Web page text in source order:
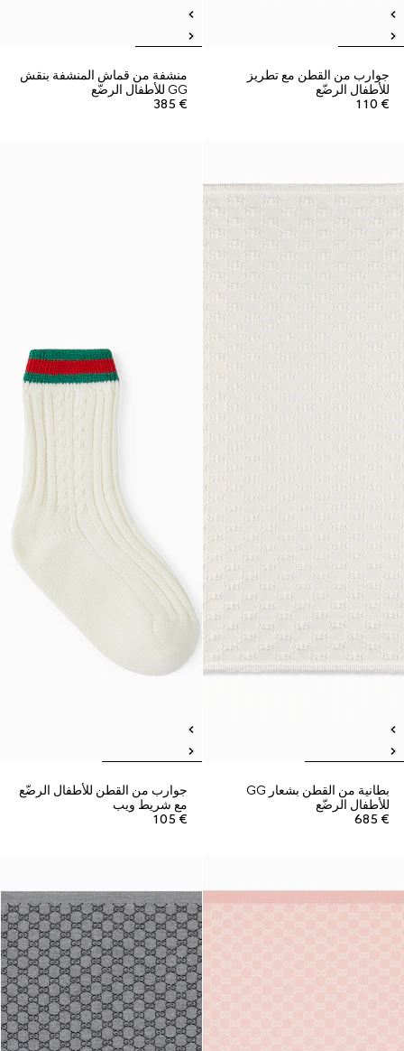
جوارب من القطن مع تطريز
للأطفال الرضّع
€ 110
منشفة من قماش المنشفة بنقش
GG للأطفال الرضّع
€ 385
بطانية من القطن بشعار GG
للأطفال الرضّع
€ 685
جوارب من القطن للأطفال الرضّع
مع شريط ويب
€ 105